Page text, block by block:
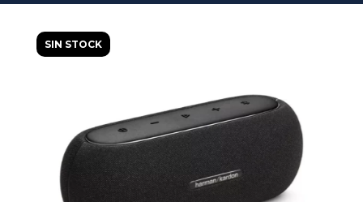
SIN STOCK